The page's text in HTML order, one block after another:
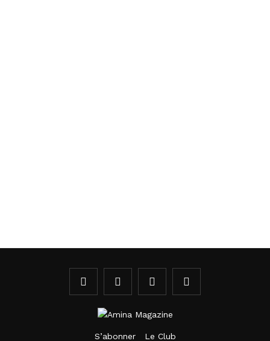
S’abonner Le Club